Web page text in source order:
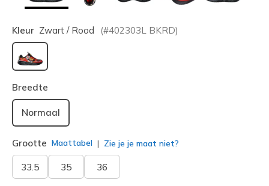
Kleur Zwart / Rood (#402303L BKRD)
geselecteerd
Breedte
Normaal
Grootte Maattabel Zie je je maat niet?
33.5 35 36